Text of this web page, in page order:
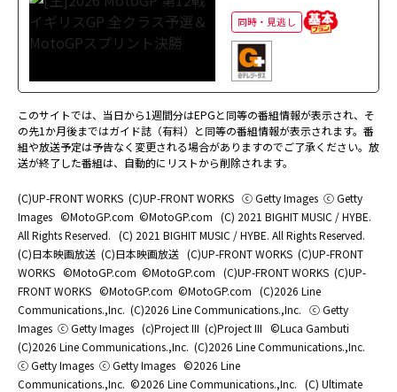
同時・見逃し
このサイトでは、当日から1週間分はEPGと同等の番組情報が表示され、そ
の先1か月後まではガイド誌（有料）と同等の番組情報が表示されます。番
組や放送予定は予告なく変更される場合がありますのでご了承ください。放
送が終了した番組は、自動的にリストから削除されます。
(C)UP-FRONT WORKS (C)UP-FRONT WORKS ⓒ Getty Images ⓒ Getty
Images ©MotoGP.com ©MotoGP.com (C) 2021 BIGHIT MUSIC / HYBE.
All Rights Reserved. (C) 2021 BIGHIT MUSIC / HYBE. All Rights Reserved.
(C)日本映画放送 (C)日本映画放送 (C)UP-FRONT WORKS (C)UP-FRONT
WORKS ©MotoGP.com ©MotoGP.com (C)UP-FRONT WORKS (C)UP-
FRONT WORKS ©MotoGP.com ©MotoGP.com (C)2026 Line
Communications.,Inc. (C)2026 Line Communications.,Inc. ⓒ Getty
Images ⓒ Getty Images (c)Project III (c)Project III ©Luca Gambuti
(C)2026 Line Communications.,Inc. (C)2026 Line Communications.,Inc.
ⓒ Getty Images ⓒ Getty Images ©2026 Line
Communications.,Inc. ©2026 Line Communications.,Inc. (C) Ultimate